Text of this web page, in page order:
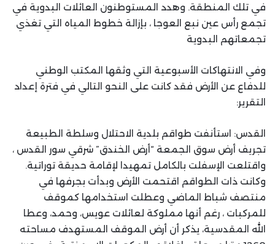
في تلك المنطقة. وهدد المستوطنون العائلات البدوية في
تجمع رأس عين نبع العوجا ، بإزالة خطوط المياه التي تغذي
تجمعاتهم البدوية
وفي الانتهاكات الأسبوعية التي وثقها المكتب الوطني
للدفاع عن الأرض فقد كانت على النحو التالي في فترة إعداد
التقرير:
القدس: استأنفت طواقم بلدية الاحتلال وسلطة الطبيعة
تجريف أرض سوق الجمعة “أرض الخندق” شرقي سور القدس ،
واقتلعت الإسفلت بالكامل تمهيدا لإقامة حديقة توراتية.
وكانت ذات الطواقم اقتحمت الأرض وبدأت بجرفها في
منتصف شباط الماضي وعطلت استخدامها كموقف
للمركبات ، رغم أنها مملوكة لعائلات عويس، وحمد، وعطا
الله المقدسية، يذكر أن أرض الموقف المستهدف مساحته